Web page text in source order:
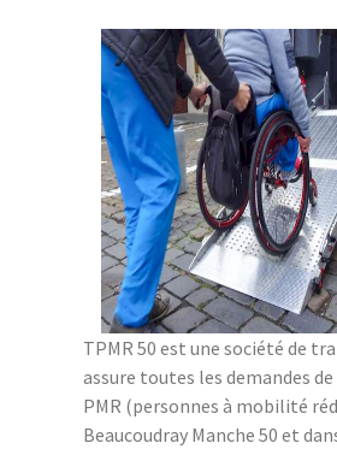
TPMR 50 est une société de
assure toutes les demandes
PMR (personnes à mobilité
Beaucoudray Manche 50 et